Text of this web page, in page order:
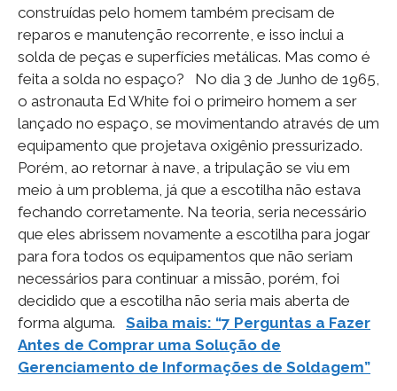
construídas pelo homem também precisam de
reparos e manutenção recorrente, e isso inclui a
solda de peças e superfícies metálicas. Mas como é
feita a solda no espaço? No dia 3 de Junho de 1965,
o astronauta Ed White foi o primeiro homem a ser
lançado no espaço, se movimentando através de um
equipamento que projetava oxigênio pressurizado.
Porém, ao retornar à nave, a tripulação se viu em
meio à um problema, já que a escotilha não estava
fechando corretamente. Na teoria, seria necessário
que eles abrissem novamente a escotilha para jogar
para fora todos os equipamentos que não seriam
necessários para continuar a missão, porém, foi
decidido que a escotilha não seria mais aberta de
forma alguma. Saiba mais: “7 Perguntas a Fazer
Antes de Comprar uma Solução de
Gerenciamento de Informações de Soldagem”